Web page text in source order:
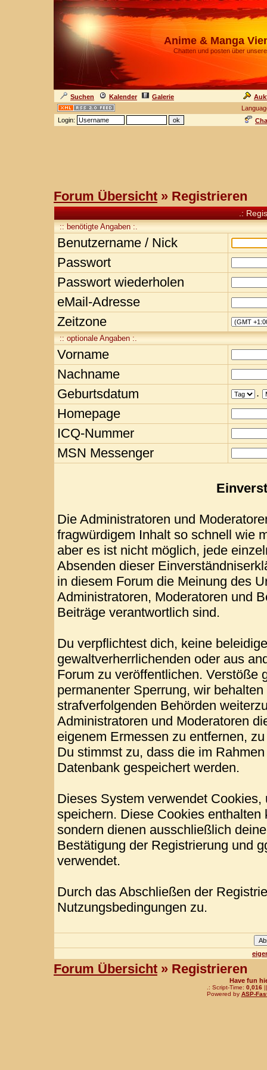
Anime & Manga
Chatten und posten über
Suchen Kalender Galerie
Login:
Forum Übersicht » Registrieren
.:
:: benötigte Angaben :.
Benutzername / Nick
Passwort
Passwort wiederholen
eMail-Adresse
Zeitzone
:: optionale Angaben :.
Vorname
Nachname
Geburtsdatum
.
Homepage
ICQ-Nummer
MSN Messenger
Die Administratoren und
fragwürdigem Inhalt so schnell wie
aber es ist nicht möglich, jede
Absenden dieser
in diesem Forum die Meinung des
Administratoren, Moderatoren und
Beiträge verantwortlich sind.
Du verpflichtest dich, keine
gewaltverherrlichenden oder aus
Forum zu veröffentlichen. Verstöße
permanenter Sperrung, wir
strafverfolgenden Behörden
Administratoren und Moderatoren
eigenem Ermessen zu entfernen,
Du stimmst zu, dass die im
Datenbank gespeichert werden.
Dieses System verwendet
speichern. Diese Cookies
sondern dienen ausschließlich
Bestätigung der Registrierung und
verwendet.
Durch das Abschließen der
Nutzungsbedingungen zu.
Forum Übersicht » Registrieren
Have fun
.: Script-Time: 0,016||
Powered by ASP-